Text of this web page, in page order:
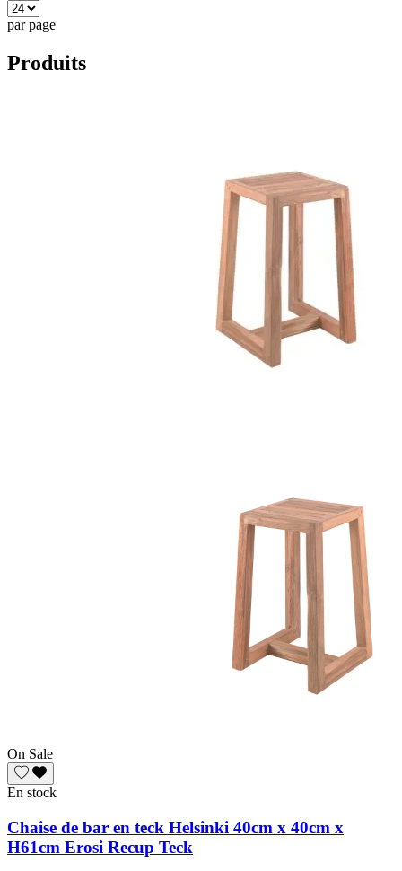
par page
Produits
On Sale
En stock
Chaise de bar en teck Helsinki 40cm x 40cm x
H61cm Erosi Recup Teck